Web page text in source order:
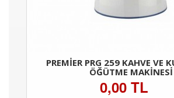
PREMIER PRG 259 KAHVE VE
ÖĞÜTME MAKINESI
0,00 TL